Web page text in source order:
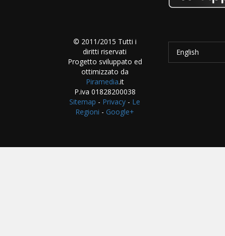
© 2011/2015 Tutti i
diritti riservati
Progetto sviluppato ed
ottimizzato da
Piramedia.it
P.iva 01828200038
Sitemap - Privacy - Le
Regioni - Google+
English